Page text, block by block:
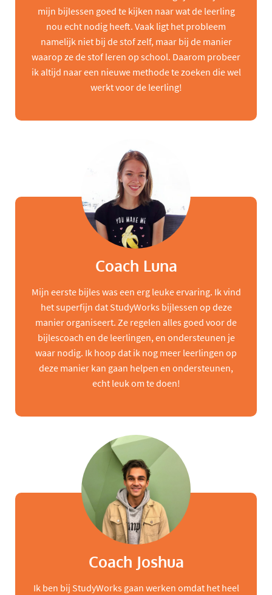
mijn bijlessen goed te kijken naar wat de leerling
nou echt nodig heeft. Vaak ligt het probleem
namelijk niet bij de stof zelf, maar bij de manier
waarop ze de stof leren op school. Daarom probeer
ik altijd naar een nieuwe methode te zoeken die wel
werkt voor de leerling!
Coach Luna
Mijn eerste bijles was een erg leuke ervaring. Ik vind
het superfijn dat StudyWorks bijlessen op deze
manier organiseert. Ze regelen alles goed voor de
bijlescoach en de leerlingen, en ondersteunen je
waar nodig. Ik hoop dat ik nog meer leerlingen op
deze manier kan gaan helpen en ondersteunen,
echt leuk om te doen!
Coach Joshua
Ik ben bij StudyWorks gaan werken omdat het heel